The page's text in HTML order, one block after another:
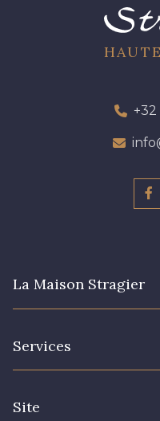
+32
La Maison Stragier
Services
Site